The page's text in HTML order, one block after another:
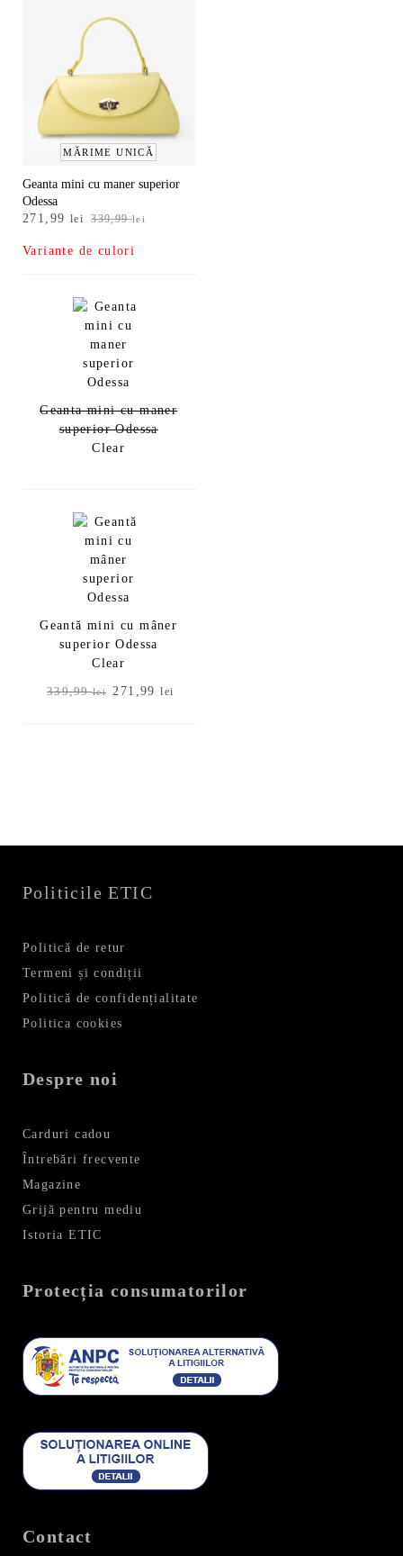
MĂRIME UNICĂ
Geanta mini cu maner superior
Odessa
339,99lei
Prețul
a
fost:
271,99 lei
Prețul
este:
271,99 lei.
Variante de culori
Geanta mini cu maner
superior Odessa
Clear
Geantă mini cu mâner
superior Odessa
Clear
339,99lei
Prețul
a
271,99lei
este:
Politicile ETIC
Politică de retur
Termeni și condiții
Politică de confidențialitate
Politica cookies
Despre noi
Carduri cadou
Întrebări frecvente
Magazine
Grijă pentru mediu
Istoria ETIC
Protecția consumatorilor
Contact